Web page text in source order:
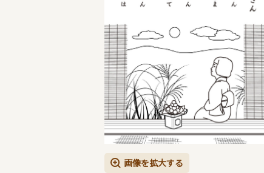
画像を拡大する